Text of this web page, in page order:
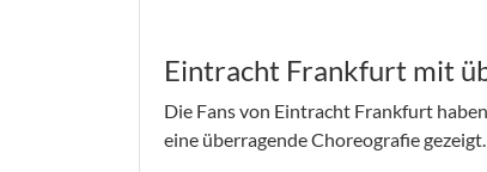
Eintracht Frankfurt mit
Die Fans von Eintracht Frankfurt
eine überragende Choreografie gezeigt.